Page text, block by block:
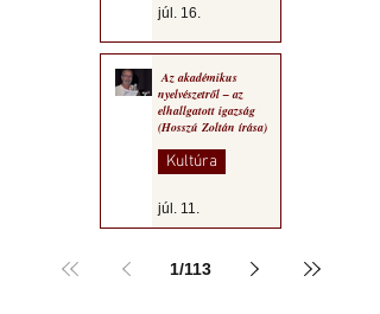
júl. 16.
Az akadémikus
nyelvészetről – az
elhallgatott igazság
(Hosszú Zoltán írása)
Kultúra
júl. 11.
1/113